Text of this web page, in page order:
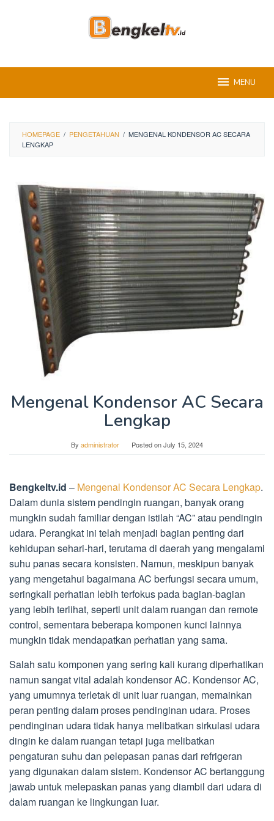
MENU
HOMEPAGE / PENGETAHUAN / MENGENAL KONDENSOR AC SECARA
LENGKAP
Mengenal Kondensor AC Secara
Lengkap
By administrator Posted onJuly 15, 2024
Bengkeltv.id – Mengenal Kondensor AC Secara Lengkap.
Dalam dunia sistem pendingin ruangan, banyak orang
mungkin sudah familiar dengan istilah “AC” atau pendingin
udara. Perangkat ini telah menjadi bagian penting dari
kehidupan sehari-hari, terutama di daerah yang mengalami
suhu panas secara konsisten. Namun, meskipun banyak
yang mengetahui bagaimana AC berfungsi secara umum,
seringkali perhatian lebih terfokus pada bagian-bagian
yang lebih terlihat, seperti unit dalam ruangan dan remote
control, sementara beberapa komponen kunci lainnya
mungkin tidak mendapatkan perhatian yang sama.
Salah satu komponen yang sering kali kurang diperhatikan
namun sangat vital adalah kondensor AC. Kondensor AC,
yang umumnya terletak di unit luar ruangan, memainkan
peran penting dalam proses pendinginan udara. Proses
pendinginan udara tidak hanya melibatkan sirkulasi udara
dingin ke dalam ruangan tetapi juga melibatkan
pengaturan suhu dan pelepasan panas dari refrigeran
yang digunakan dalam sistem. Kondensor AC bertanggung
jawab untuk melepaskan panas yang diambil dari udara di
dalam ruangan ke lingkungan luar.